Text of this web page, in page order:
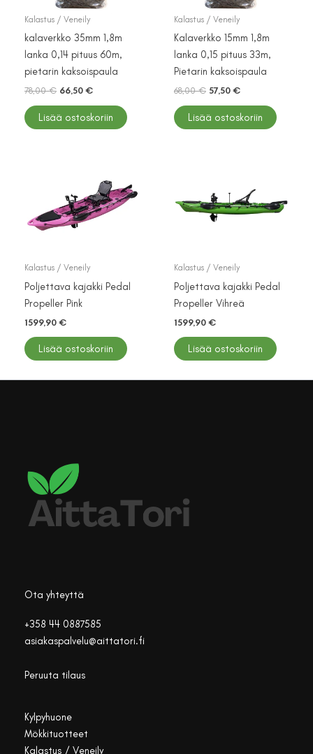
Kalastus / Veneily
kalaverkko 35mm 1,8m
lanka 0,14 pituus 60m,
pietarin kaksoispaula
78,00€ Alkuperäinen
oli:
66,50 €Nykyinen
on:
66,50 €.
Lisää ostoskoriin
Kalastus / Veneily
Kalaverkko 15mm 1,8m
lanka 0,15 pituus 33m,
Pietarin kaksoispaula
68,00€ Alkuperäinen
oli:
57,50 €Nykyinen
on:
57,50 €.
Lisää ostoskoriin
Kalastus / Veneily
Poljettava kajakki Pedal
Propeller Pink
1599,90 €
Lisää ostoskoriin
Kalastus / Veneily
Poljettava kajakki Pedal
Propeller Vihreä
1599,90 €
Lisää ostoskoriin
Ota yhteyttä
+358 44 0887585
asiakaspalvelu@aittatori.fi
Peruuta tilaus
Kylpyhuone
Mökkituotteet
Kalastus / Veneily